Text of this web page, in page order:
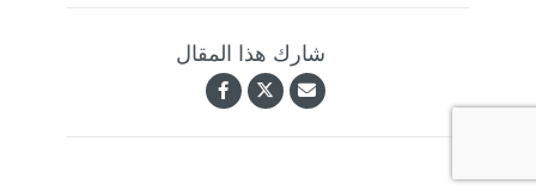
شارك هذا المقال